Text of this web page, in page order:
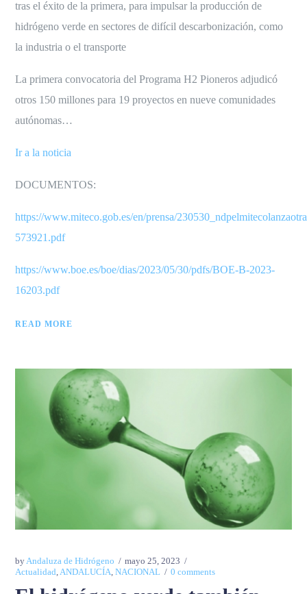
tras el éxito de la primera, para impulsar la producción de
hidrógeno verde en sectores de difícil descarbonización, como
la industria o el transporte
La primera convocatoria del Programa H2 Pioneros adjudicó
otros 150 millones para 19 proyectos en nueve comunidades
autónomas…
Ir a la noticia
DOCUMENTOS:
https://www.miteco.gob.es/en/prensa/
573921.pdf
https://www.boe.es/boe/dias/2023/05/30/pdfs/BOE-B-2023-
16203.pdf
READ MORE
by Andaluza de Hidrógeno
mayo 25, 2023
Actualidad ANDALUCÍA ,NACIONAL 0 comments